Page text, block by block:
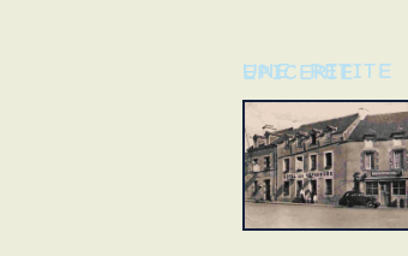
UNE PETITE EPICERIE